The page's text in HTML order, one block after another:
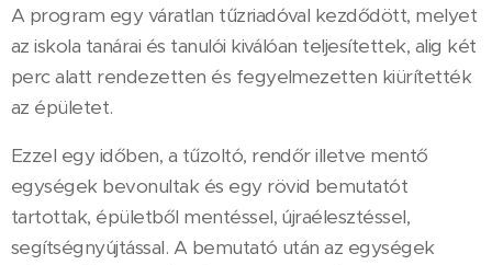
A program egy váratlan tűzriadóval kezdődött, melyet
az iskola tanárai és tanulói kiválóan teljesítettek, alig két
perc alatt rendezetten és fegyelmezetten kiürítették
az épületet.
Ezzel egy időben, a tűzoltó, rendőr illetve mentő
egységek bevonultak és egy rövid bemutatót
tartottak, épületből mentéssel, újraélesztéssel,
segítségnyújtással. A bemutató után az egységek